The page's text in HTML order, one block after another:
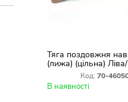
Тяга поздовжня
(лижа) (цільна)
Код: 70-
В наявності